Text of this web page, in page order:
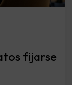
fijarse